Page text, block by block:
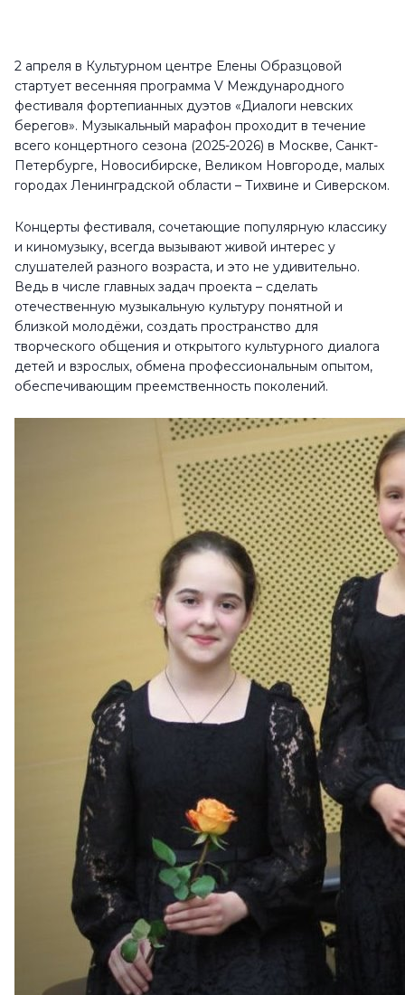
2 апреля в Культурном центре Елены Образцовой
стартует весенняя программа V Международного
фестиваля фортепианных дуэтов «Диалоги невских
берегов». Музыкальный марафон проходит в течение
всего концертного сезона (2025-2026) в Москве, Санкт-
Петербурге, Новосибирске, Великом Новгороде, малых
городах Ленинградской области – Тихвине и Сиверском.
Концерты фестиваля, сочетающие популярную классику
и киномузыку, всегда вызывают живой интерес у
слушателей разного возраста, и это не удивительно.
Ведь в числе главных задач проекта – сделать
отечественную музыкальную культуру понятной и
близкой молодёжи, создать пространство для
творческого общения и открытого культурного диалога
детей и взрослых, обмена профессиональным опытом,
обеспечивающим преемственность поколений.